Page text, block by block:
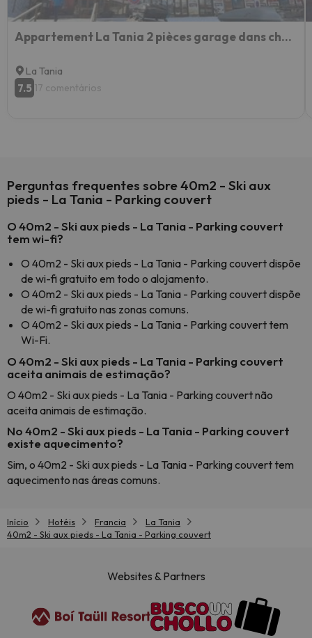
Appartement La Tania 2 pièces garage dans chalet pied pistes
La Tania
7.5 17 comentários
Perguntas frequentes sobre 40m2 - Ski aux
pieds - La Tania - Parking couvert
O 40m2 - Ski aux pieds - La Tania - Parking couvert
tem wi-fi?
O 40m2 - Ski aux pieds - La Tania - Parking couvert dispõe
de wi-fi gratuito em todo o alojamento.
O 40m2 - Ski aux pieds - La Tania - Parking couvert dispõe
de wi-fi gratuito nas zonas comuns.
O 40m2 - Ski aux pieds - La Tania - Parking couvert tem
Wi-Fi.
O 40m2 - Ski aux pieds - La Tania - Parking couvert
aceita animais de estimação?
O 40m2 - Ski aux pieds - La Tania - Parking couvert não
aceita animais de estimação.
No 40m2 - Ski aux pieds - La Tania - Parking couvert
existe aquecimento?
Sim, o 40m2 - Ski aux pieds - La Tania - Parking couvert tem
aquecimento nas áreas comuns.
Início Hotéis Francia
La Tania
40m2 - Ski aux pieds - La Tania - Parking couvert
Websites & Partners